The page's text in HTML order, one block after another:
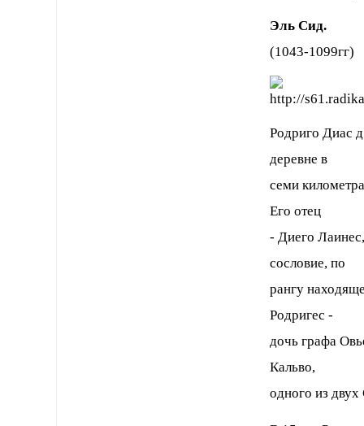
Эль Сид.
(1043-1099гг)
Родриго Диас
деревне в
семи
Его отец
- Диего
сословие, по
рангу
Родригес -
дочь графа
Кальво,
одного из